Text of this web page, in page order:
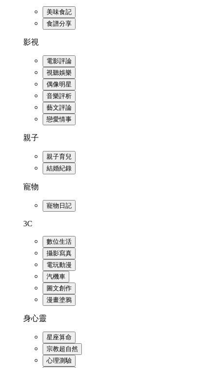
美味食記
食譜分享
影視
電影評論
視聽娛樂
偶像明星
音樂評析
藝文評論
戀愛情事
親子
親子育兒
結婚紀錄
寵物
寵物日記
3C
數位生活
攝影寫真
電玩動漫
汽機車
圖文創作
漫畫塗鴉
身心靈
星座算命
宗教超自然
心理測驗